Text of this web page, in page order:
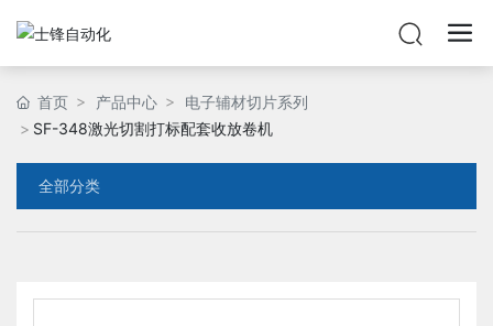
首页 产品中心
电子辅材切片系列
SF-348激光切割打标配套收放卷机
全部分类